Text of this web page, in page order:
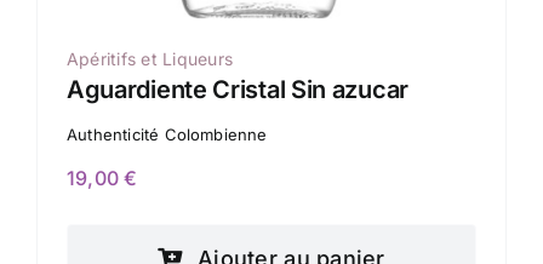
Apéritifs et Liqueurs
Aguardiente Cristal Sin azucar
Authenticité Colombienne
19,00€